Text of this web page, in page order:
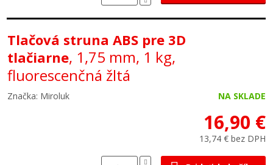
Tlačová struna ABS pre 3D
tlačiarne, 1,75 mm, 1 kg,
fluorescenčná žltá
Značka: Miroluk NA SKLADE
16,90 €
13,74 € bez DPH